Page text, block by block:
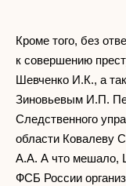
Кроме того, без
к совершению
Шевченко И.К., а
Зиновьевым И.П.
Следственного
области Ковалеву
А.А. А что мешало,
ФСБ России